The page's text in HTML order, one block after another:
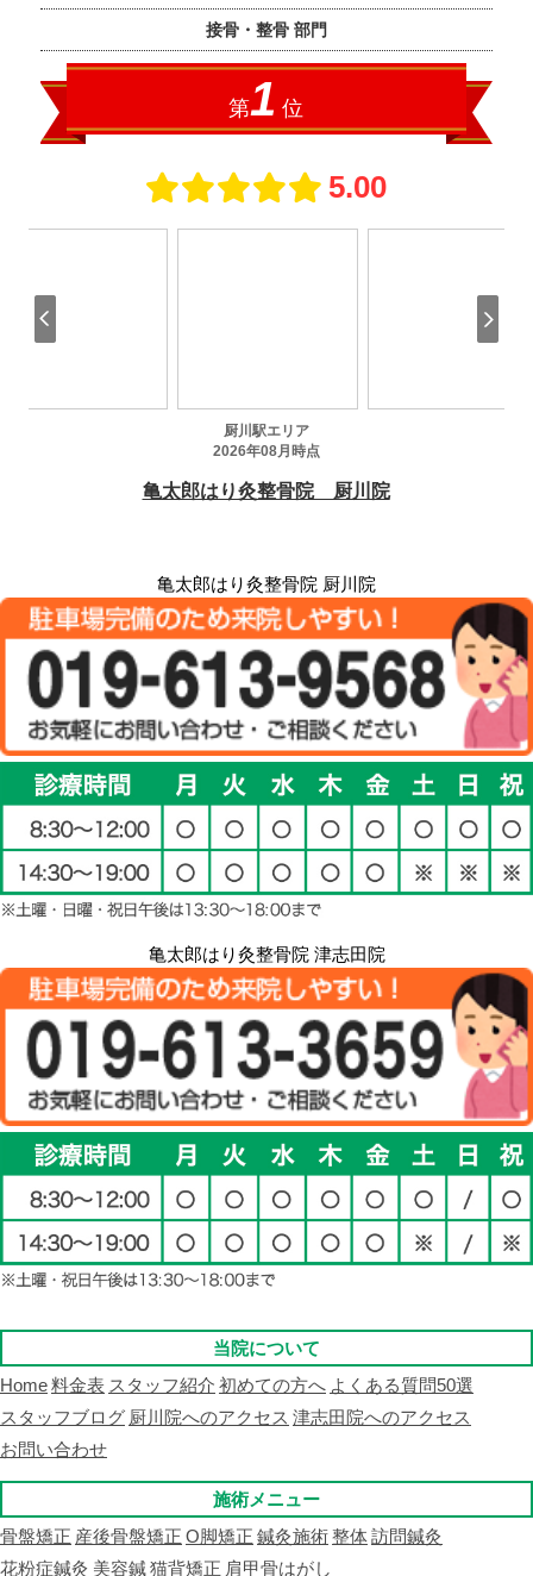
亀太郎はり灸整骨院 厨川院
亀太郎はり灸整骨院 津志田院
当院について
Home料金表 スタッフ紹介 初めての方へ よくある質問50選
スタッフブログ 厨川院へのアクセス 津志田院へのアクセス
お問い合わせ
施術メニュー
骨盤矯正 産後骨盤矯正 O脚矯正 鍼灸施術整体訪問鍼灸
花粉症鍼灸 美容鍼猫背矯正 肩甲骨はがし